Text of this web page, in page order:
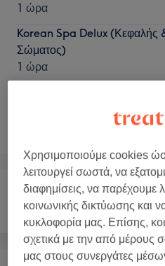
1 ώρα
Korean Spa Delux (Κεφαλής
Σώματος)
1 ώρα
Δεν ήταν αυτό που έψαχνες;
Πρόσωπο Μασάζ
Χρησιμοποιούμε cookies
λειτουργεί σωστά, να
διαφημίσεις, να παρέχουμε
κοινωνικής δικτύωσης και
κυκλοφορία μας. Επίσης,
σχετικά με την από μέρους
μας στους συνεργάτες